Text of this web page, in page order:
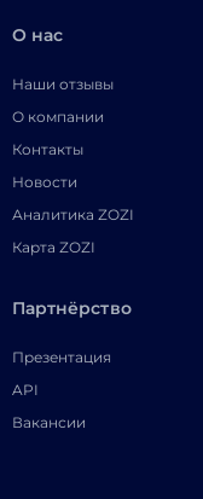
О нас
Наши отзывы
О компании
Контакты
Новости
Аналитика ZOZI
Карта ZOZI
Партнёрство
Презентация
API
Вакансии